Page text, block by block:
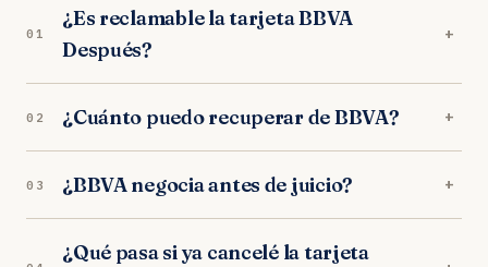
01
¿Es reclamable la tarjeta BBVA
Después?
+
20% y el 22%. Los tribunales la declaran
usuraria de forma reiterada.
02 ¿Cuánto puedo recuperar de BBVA? +
con la tarjeta, puedes superar los 8.000€.
03 ¿BBVA negocia antes de juicio? +
ofrece acuerdos. Evaluamos si son justos antes
¿Qué pasa si ya cancelé la tarjeta